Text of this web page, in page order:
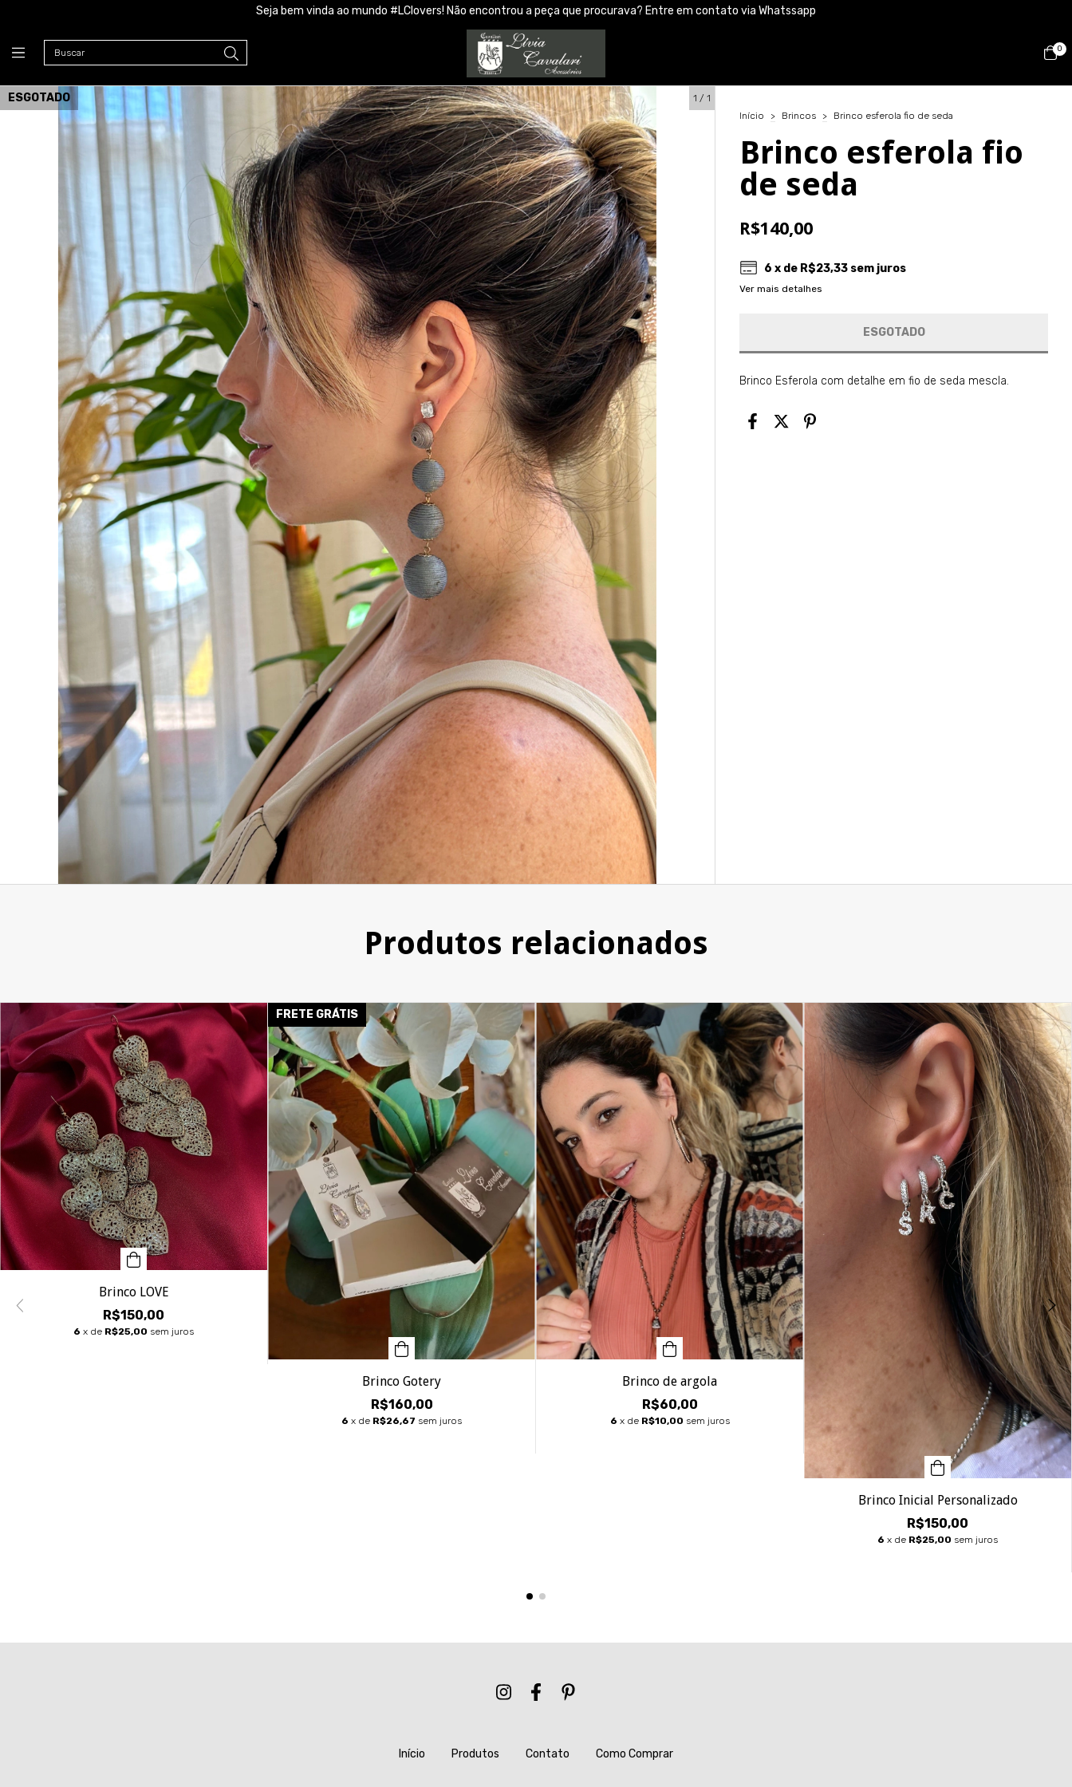
Seja bem vinda ao mundo #LClovers! Não encontrou a peça que procurava? Entre em contato via Whatssapp
0
ESGOTADO 1 / 1
Início
> Brincos > Brinco esferola fio de seda
Brinco esferola fio
de seda
R$140,00
6 x de R$23,33 sem juros
Ver mais detalhes
Brinco Esferola com detalhe em fio de seda mescla.
Produtos relacionados
Brinco LOVE
R$150,00
6 x de R$25,00 sem juros
FRETE GRÁTIS
Brinco Gotery
R$160,00
6 x de R$26,67 sem juros
Brinco de argola
R$60,00
6 x de R$10,00 sem juros
Brinco Inicial Personalizado
R$150,00
6 x de R$25,00 sem juros
Início Produtos Contato Como Comprar